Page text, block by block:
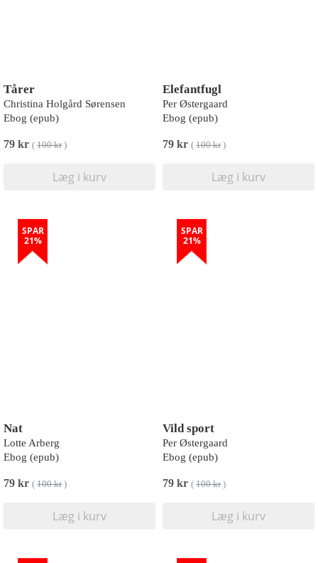
Tårer
Christina Holgård Sørensen
Ebog (epub)
79 kr ( 100 kr)
Læg i kurv
Elefantfugl
Per Østergaard
Ebog (epub)
79 kr ( 100 kr)
Læg i kurv
SPAR
21%
Nat
Lotte Arberg
Ebog (epub)
79 kr ( 100 kr)
Læg i kurv
SPAR
21%
Vild sport
Per Østergaard
Ebog (epub)
79 kr ( 100 kr)
Læg i kurv